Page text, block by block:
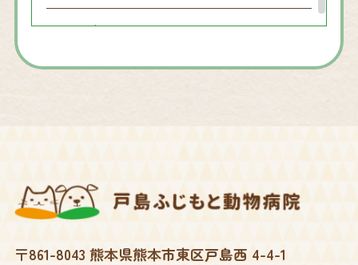
2026年02月
2025年09月
〒861-8043 熊本県熊本市東区戸島西 4-4-1